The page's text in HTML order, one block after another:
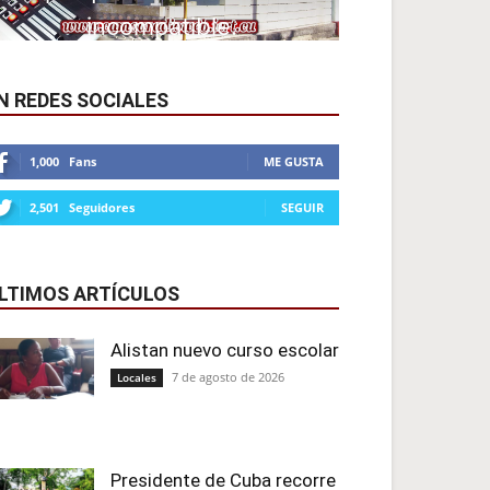
REDES SOCIALES
1,000 Fans ME GUSTA
2,501 Seguidores SEGUIR
ARTÍCULOS
Alistan nuevo curso escolar
Locales 7 de agosto de 2026
Presidente de Cuba recorre